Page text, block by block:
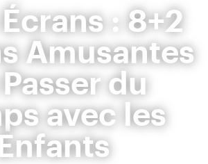
: 8+2
Amusantes
du
avec les